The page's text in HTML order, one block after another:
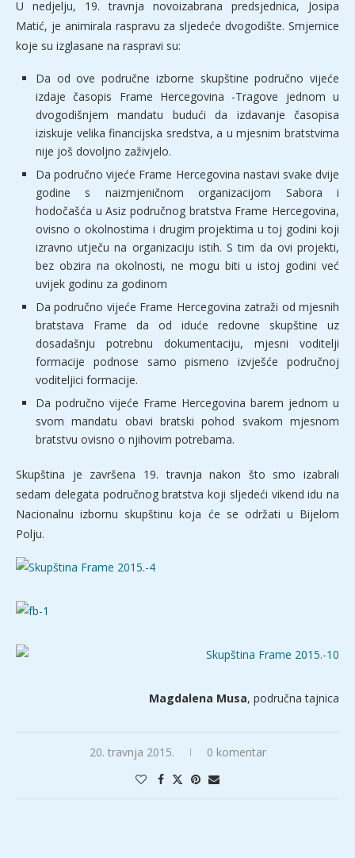
U nedjelju, 19. travnja novoizabrana predsjednica, Josipa
Matić, je animirala raspravu za sljedeće dvogodište. Smjernice
koje su izglasane na raspravi su:
Da od ove područne izborne skupštine područno vijeće
izdaje časopis Frame Hercegovina -Tragove jednom u
dvogodišnjem mandatu budući da izdavanje časopisa
iziskuje velika financijska sredstva, a u mjesnim bratstvima
nije još dovoljno zaživjelo.
Da područno vijeće Frame Hercegovina nastavi svake dvije
godine s naizmjeničnom organizacijom Sabora i
hodočašća u Asiz područnog bratstva Frame Hercegovina,
ovisno o okolnostima i drugim projektima u toj godini koji
izravno utječu na organizaciju istih. S tim da ovi projekti,
bez obzira na okolnosti, ne mogu biti u istoj godini već
uvijek godinu za godinom
Da područno vijeće Frame Hercegovina zatraži od mjesnih
bratstava Frame da od iduće redovne skupštine uz
dosadašnju potrebnu dokumentaciju, mjesni voditelji
formacije podnose samo pismeno izvješće područnoj
voditeljici formacije.
Da područno vijeće Frame Hercegovina barem jednom u
svom mandatu obavi bratski pohod svakom mjesnom
bratstvu ovisno o njihovim potrebama.
Skupština je završena 19. travnja nakon što smo izabrali
sedam delegata područnog bratstva koji sljedeći vikend idu na
Nacionalnu izbornu skupštinu koja će se održati u Bijelom
Polju.
Magdalena Musa, područna tajnica
20. travnja 2015. 0 komentar